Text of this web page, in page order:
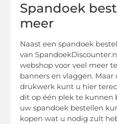
Spandoek
meer
Naast een spandoek
van
webshop voor veel meer
banners en vlaggen.
drukwerk kunt u hier
dit op één plek te kunnen
uw spandoek bestellen
kopen wat u nodig zult